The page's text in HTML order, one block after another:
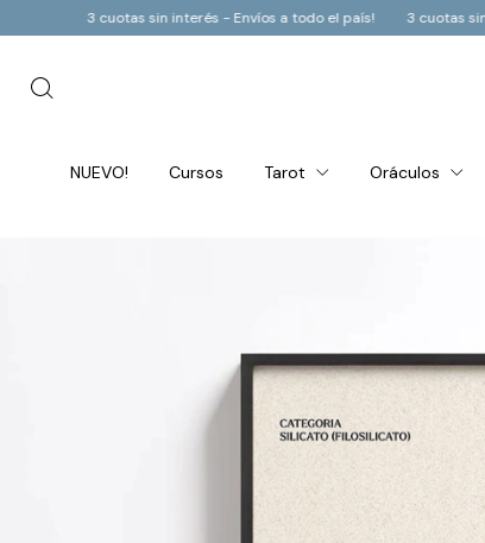
a todo el país! 3 cuotas sin interés - Envíos a todo el país! 3
NUEVO! Cursos Tarot Oráculos